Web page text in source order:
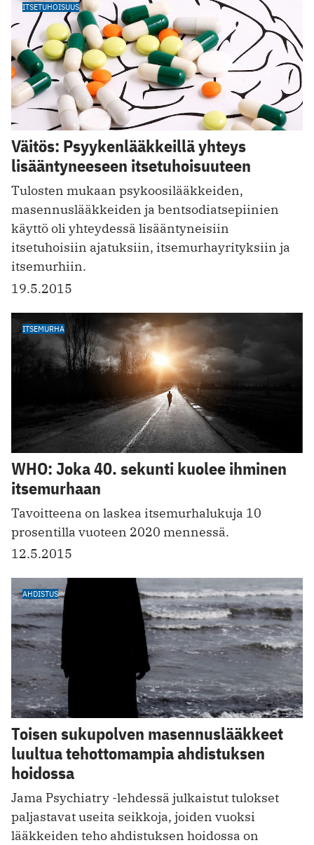
ITSETUHOISUUS
Väitös: Psyykenlääkkeillä yhteys
lisääntyneeseen itsetuhoisuuteen
Tulosten mukaan psykoosilääkkeiden,
masennuslääkkeiden ja bentsodiatsepiinien
käyttö oli yhteydessä lisääntyneisiin
itsetuhoisiin ajatuksiin, itsemurhayrityksiin ja
itsemurhiin.
19.5.2015
ITSEMURHA
WHO: Joka 40. sekunti kuolee ihminen
itsemurhaan
Tavoitteena on laskea itsemurhalukuja 10
prosentilla vuoteen 2020 mennessä.
12.5.2015
AHDISTUS
Toisen sukupolven masennuslääkkeet
luultua tehottomampia ahdistuksen
hoidossa
Jama Psychiatry -lehdessä julkaistut tulokset
paljastavat useita seikkoja, joiden vuoksi
lääkkeiden teho ahdistuksen hoidossa on